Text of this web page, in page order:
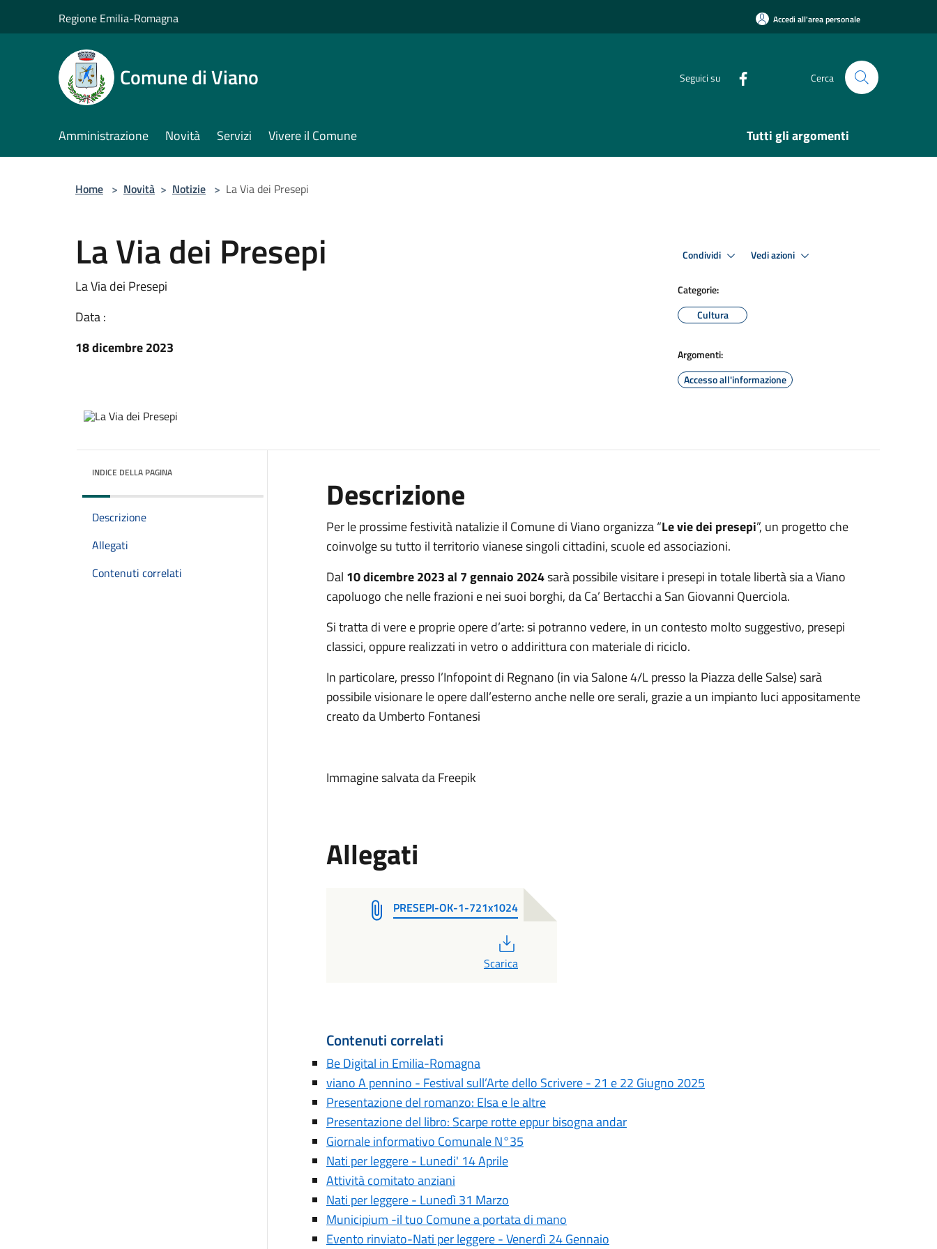
Regione Emilia-Romagna Accedi all'area personale
Comune di Viano Seguici su Cerca
Amministrazione Novità Servizi Vivere il Comune Tutti gli argomenti
Home > Novità > Notizie > La Via dei Presepi
La Via dei Presepi
La Via dei Presepi
Data :
18 dicembre 2023
Condividi Vedi azioni
Categorie:
Cultura
Argomenti:
Accesso all'informazione
INDICE DELLA PAGINA
Descrizione
Allegati
Contenuti correlati
Descrizione
Per le prossime festività natalizie il Comune di Viano organizza “Le vie dei presepi”, un progetto che
coinvolge su tutto il territorio vianese singoli cittadini, scuole ed associazioni.
Dal 10 dicembre 2023al 7 gennaio 2024sarà possibile visitare i presepi in totale libertà sia a Viano
capoluogo che nelle frazioni e nei suoi borghi, da Ca’ Bertacchi a San Giovanni Querciola.
Si tratta di vere e proprie opere d’arte: si potranno vedere, in un contesto molto suggestivo, presepi
classici, oppure realizzati in vetro o addirittura con materiale di riciclo.
In particolare, presso l’Infopoint di Regnano (in via Salone 4/L presso la Piazza delle Salse) sarà
possibile visionare le opere dall’esterno anche nelle ore serali, grazie a un impianto luci appositamente
creato da Umberto Fontanesi
Immagine salvata da Freepik
Allegati
PRESEPI-OK-1-721x1024
Scarica
Contenuti correlati
Be Digital in Emilia-Romagna
viano A pennino - Festival sull’Arte dello Scrivere - 21 e 22 Giugno 2025
Presentazione del romanzo: Elsa e le altre
Presentazione del libro: Scarpe rotte eppur bisogna andar
Giornale informativo Comunale N°35
Nati per leggere - Lunedi' 14 Aprile
Attività comitato anziani
Nati per leggere - Lunedì 31 Marzo
Municipium -il tuo Comune a portata di mano
Evento rinviato-Nati per leggere - Venerdì 24 Gennaio